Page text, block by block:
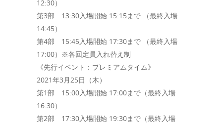
12:30）
第3部 13:30入場開始 15:15まで （最終入場
14:45）
第4部 15:45入場開始 17:30まで （最終入場
17:00）※各回定員入れ替え制
《先行イベント：プレミアムタイム》
2021年3月25日（木）
第1部 15:00入場開始 17:00まで（最終入場
16:30）
第2部 17:30入場開始 19:30まで（最終入場